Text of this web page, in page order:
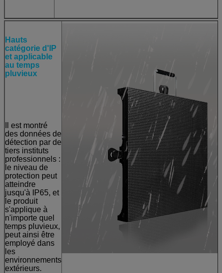
Hauts
catégorie d'IP
et applicable
au temps
pluvieux
Il est montré
des données de
détection par de
tiers instituts
professionnels :
le niveau de
protection peut
atteindre
jusqu'à IP65, et
le produit
s'applique à
n'importe quel
temps pluvieux,
peut ainsi être
employé dans
les
environnements
extérieurs.